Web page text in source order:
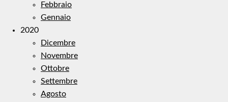
Febbraio
Gennaio
2020
Dicembre
Novembre
Ottobre
Settembre
Agosto